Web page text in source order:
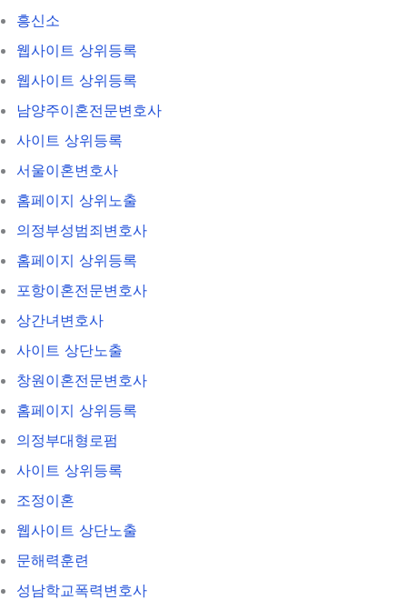
흥신소
웹사이트 상위등록
웹사이트 상위등록
남양주이혼전문변호사
사이트 상위등록
서울이혼변호사
홈페이지 상위노출
의정부성범죄변호사
홈페이지 상위등록
포항이혼전문변호사
상간녀변호사
사이트 상단노출
창원이혼전문변호사
홈페이지 상위등록
의정부대형로펌
사이트 상위등록
조정이혼
웹사이트 상단노출
문해력훈련
성남학교폭력변호사